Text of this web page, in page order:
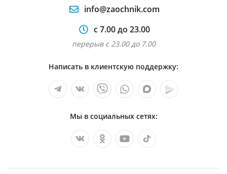
info@zaochnik.com
с 7.00 до 23.00
перерыв с 23.00 до 7.00
Написать в клиентскую поддержку:
Мы в социальных сетях: